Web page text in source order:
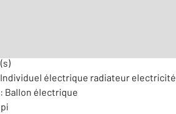
électrique radiateur electricité
Ballon électrique